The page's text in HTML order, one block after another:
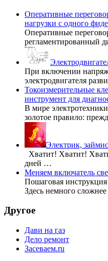
Оперативные
нагрузки с одного
Оперативные
регламентированный
При включении
электродвигателя
Токоизмерительные
инструмент для
В мире
золотое правило:
Электрик,
Хватит! Хватит!
дней …
Меняем включатель
Пошаговая инструкция
Здесь немного
Другое
Дави на газ
Дело ремонт
Засеваем.ru